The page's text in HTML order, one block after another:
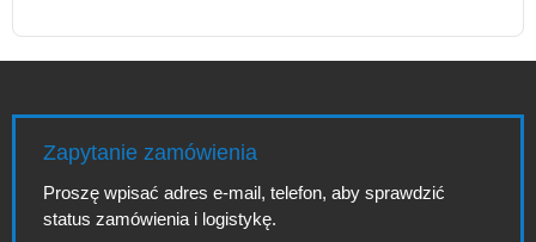
Zapytanie zamówienia
Proszę wpisać adres e-mail, telefon, aby sprawdzić
status zamówienia i logistykę.